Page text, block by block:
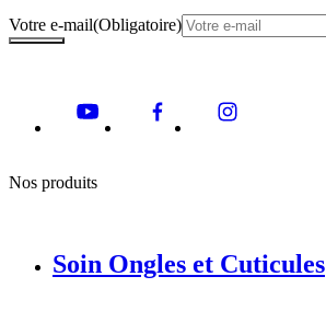
Votre e-mail(Obligatoire)
Nos produits
Soin Ongles et Cuticules